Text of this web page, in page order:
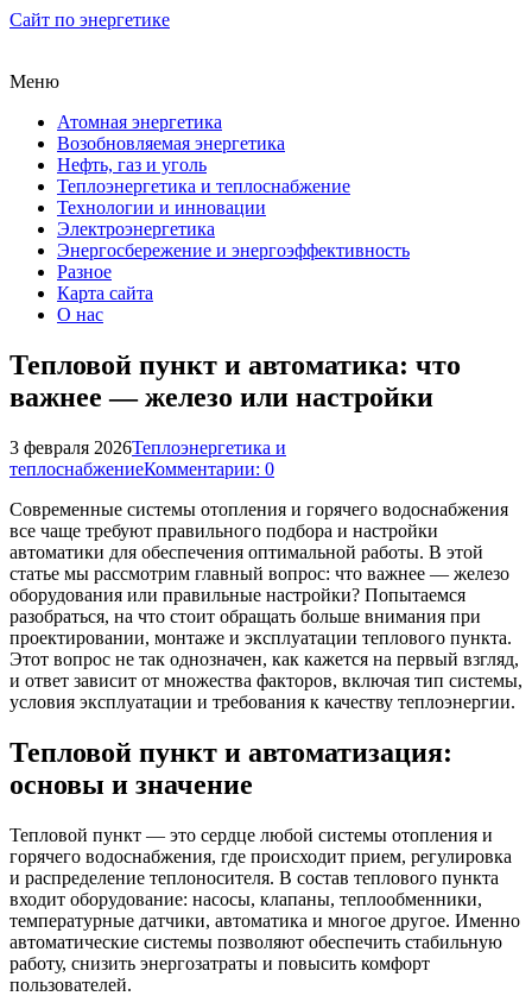
Сайт по энергетике
Меню
Атомная энергетика
Возобновляемая энергетика
Нефть, газ и уголь
Теплоэнергетика и теплоснабжение
Технологии и инновации
Электроэнергетика
Энергосбережение и энергоэффективность
Разное
Карта сайта
О нас
Тепловой пункт и автоматика: что
важнее — железо или настройки
3 февраля 2026Теплоэнергетика и
теплоснабжениеКомментарии: 0
Современные системы отопления и горячего водоснабжения
все чаще требуют правильного подбора и настройки
автоматики для обеспечения оптимальной работы. В этой
статье мы рассмотрим главный вопрос: что важнее — железо
оборудования или правильные настройки? Попытаемся
разобраться, на что стоит обращать больше внимания при
проектировании, монтаже и эксплуатации теплового пункта.
Этот вопрос не так однозначен, как кажется на первый взгляд,
и ответ зависит от множества факторов, включая тип системы,
условия эксплуатации и требования к качеству теплоэнергии.
Тепловой пункт и автоматизация:
основы и значение
Тепловой пункт — это сердце любой системы отопления и
горячего водоснабжения, где происходит прием, регулировка
и распределение теплоносителя. В состав теплового пункта
входит оборудование: насосы, клапаны, теплообменники,
температурные датчики, автоматика и многое другое. Именно
автоматические системы позволяют обеспечить стабильную
работу, снизить энергозатраты и повысить комфорт
пользователей.